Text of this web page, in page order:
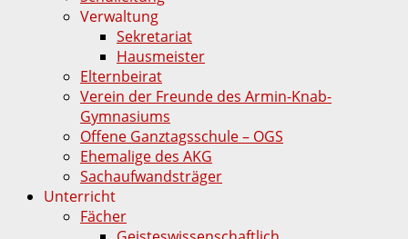
Verwaltung
Sekretariat
Hausmeister
Elternbeirat
Verein der Freunde des Armin-Knab-
Gymnasiums
Offene Ganztagsschule – OGS
Ehemalige des AKG
Sachaufwandsträger
Unterricht
Fächer